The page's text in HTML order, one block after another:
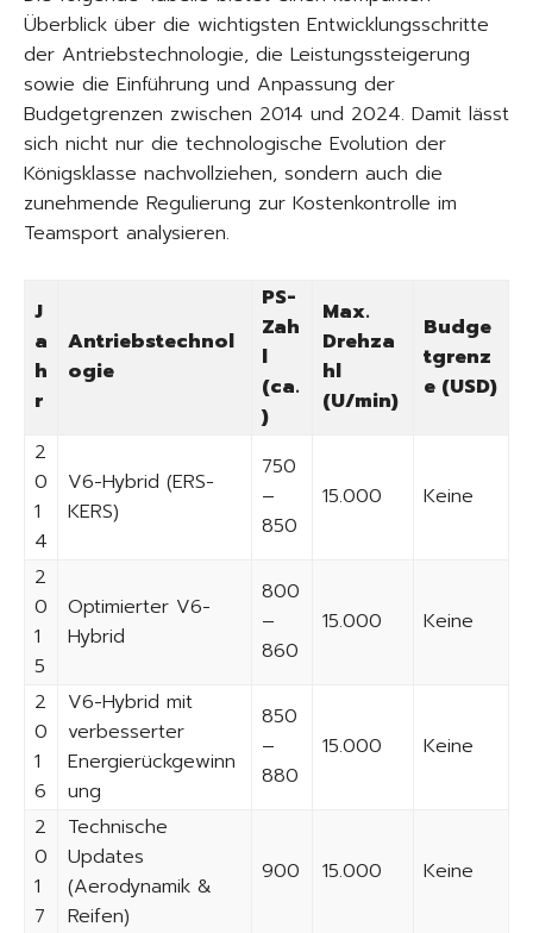
Überblick über die wichtigsten Entwicklungsschritte
der Antriebstechnologie, die Leistungssteigerung
sowie die Einführung und Anpassung der
Budgetgrenzen zwischen 2014 und 2024. Damit lässt
sich nicht nur die technologische Evolution der
Königsklasse nachvollziehen, sondern auch die
zunehmende Regulierung zur Kostenkontrolle im
Teamsport analysieren.
J
a
h
r
Antriebstechnol
ogie
PS-
Zah
l
(ca.
)
Max.
Drehza
hl
(U/min)
Budge
tgrenz
e (USD)
2
0
1
4
V6-Hybrid (ERS-
KERS)
750
–
850
15.000 Keine
2
0
1
5
Optimierter V6-
Hybrid
800
–
860
15.000 Keine
2
0
1
6
V6-Hybrid mit
verbesserter
Energierückgewinn
ung
850
–
880
15.000 Keine
2
0
1
7
Technische
Updates
(Aerodynamik &
Reifen)
900 15.000 Keine